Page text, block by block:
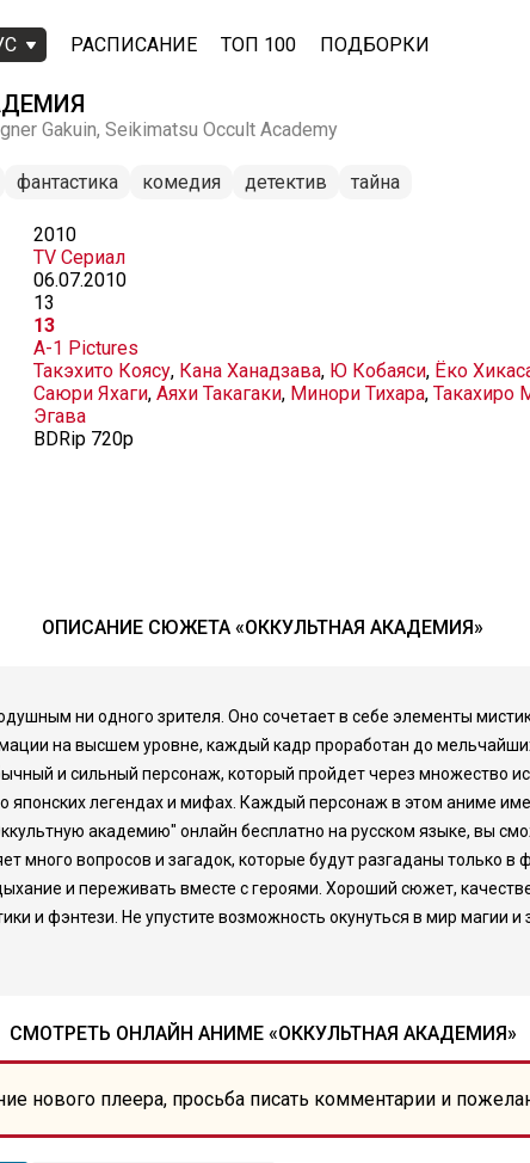
РАСПИСАНИЕ ТОП 100 ПОДБОРКИ
Gakuin, Seikimatsu Occult Academy
фантастика комедия детектив тайна
2010
TV Сериал
06.07.2010
13
13
A-1 Pictures
Такэхито Коясу, Кана Ханадзава, Ю Кобаяси, Ёко
Саюри Яхаги, Аяхи Такагаки, Минори Тихара, Такахиро
Эгава
BDRip 720p
ОПИСАНИЕ СЮЖЕТА «ОККУЛЬТНАЯ АКАДЕМИЯ»
ни одного зрителя. Оно сочетает в себе элементы
на высшем уровне, каждый кадр проработан до
и сильный персонаж, который пройдет через множество
японских легендах и мифах. Каждый персонаж в этом аниме
академию" онлайн бесплатно на русском языке, вы
много вопросов и загадок, которые будут разгаданы только
и переживать вместе с героями. Хороший сюжет,
и фэнтези. Не упустите возможность окунуться в мир магии
СМОТРЕТЬ ОНЛАЙН АНИМЕ «ОККУЛЬТНАЯ АКАДЕМИЯ»
нового плеера, просьба писать комментарии и